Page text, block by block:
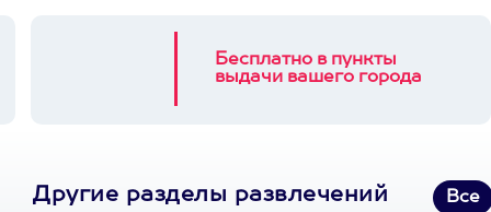
Бесплатно в пункты
выдачи вашего города
Другие разделы развлечений Все